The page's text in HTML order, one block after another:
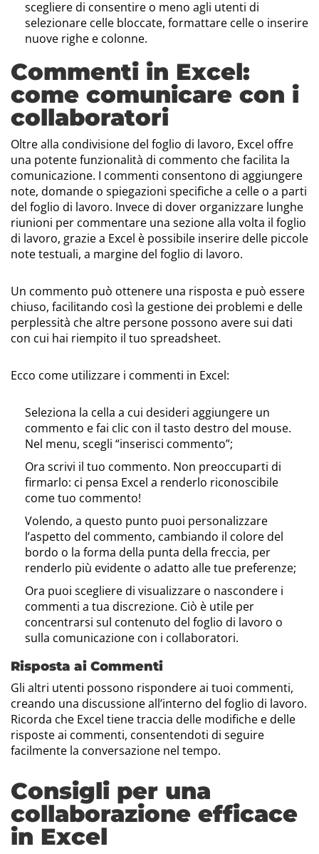
scegliere di consentire o meno agli utenti di
selezionare celle bloccate, formattare celle o inserire
nuove righe e colonne.
Commenti in Excel:
come comunicare con i
collaboratori
Oltre alla condivisione del foglio di lavoro, Excel offre
una potente funzionalità di commento che facilita la
comunicazione. I commenti consentono di aggiungere
note, domande o spiegazioni specifiche a celle o a parti
del foglio di lavoro. Invece di dover organizzare lunghe
riunioni per commentare una sezione alla volta il foglio
di lavoro, grazie a Excel è possibile inserire delle piccole
note testuali, a margine del foglio di lavoro.
Un commento può ottenere una risposta e può essere
chiuso, facilitando così la gestione dei problemi e delle
perplessità che altre persone possono avere sui dati
con cui hai riempito il tuo spreadsheet.
Ecco come utilizzare i commenti in Excel:
Seleziona la cella a cui desideri aggiungere un
commento e fai clic con il tasto destro del mouse.
Nel menu, scegli “inserisci commento”;
Ora scrivi il tuo commento. Non preoccuparti di
firmarlo: ci pensa Excel a renderlo riconoscibile
come tuo commento!
Volendo, a questo punto puoi personalizzare
l’aspetto del commento, cambiando il colore del
bordo o la forma della punta della freccia, per
renderlo più evidente o adatto alle tue preferenze;
Ora puoi scegliere di visualizzare o nascondere i
commenti a tua discrezione. Ciò è utile per
concentrarsi sul contenuto del foglio di lavoro o
sulla comunicazione con i collaboratori.
Risposta ai Commenti
Gli altri utenti possono rispondere ai tuoi commenti,
creando una discussione all’interno del foglio di lavoro.
Ricorda che Excel tiene traccia delle modifiche e delle
risposte ai commenti, consentendoti di seguire
facilmente la conversazione nel tempo.
Consigli per una
collaborazione efficace
in Excel